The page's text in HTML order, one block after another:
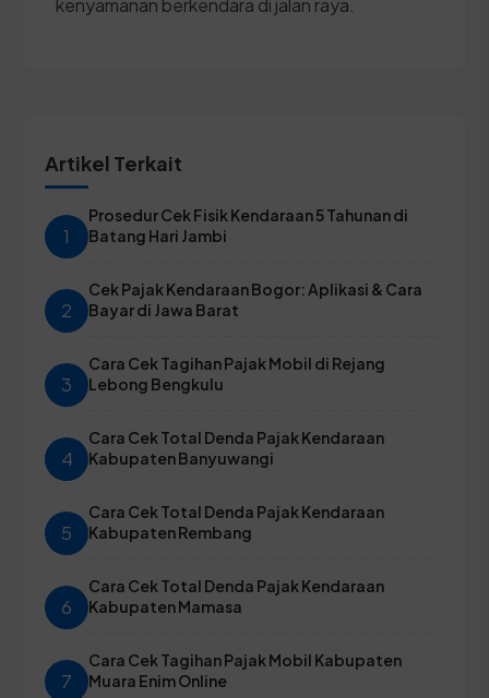
Artikel Terkait
1
Prosedur Cek Fisik Kendaraan 5 Tahunan di
Batang Hari Jambi
2
Cek Pajak Kendaraan Bogor: Aplikasi & Cara
Bayar di Jawa Barat
3
Cara Cek Tagihan Pajak Mobil di Rejang
Lebong Bengkulu
4
Cara Cek Total Denda Pajak Kendaraan
Kabupaten Banyuwangi
5
Cara Cek Total Denda Pajak Kendaraan
Kabupaten Rembang
6
Cara Cek Total Denda Pajak Kendaraan
Kabupaten Mamasa
7
Cara Cek Tagihan Pajak Mobil Kabupaten
Muara Enim Online